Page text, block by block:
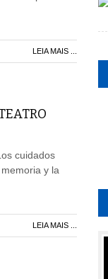
LEIA MAIS ...
cuidados
y la
LEIA MAIS ...